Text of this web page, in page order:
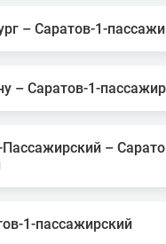
– Саратов-1-
– Саратов-1-
–
1-пассажирский